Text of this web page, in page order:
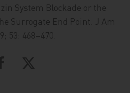
System Blockade or the
Surrogate End Point. J Am
53: 468–470.